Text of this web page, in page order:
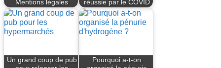
Mentions légales
réussie par le COVID
Un grand coup de pub
Pourquoi a-t-on